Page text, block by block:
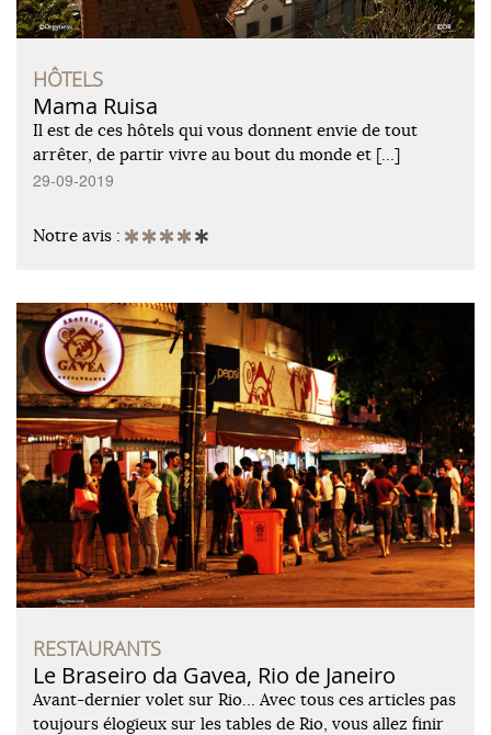
HÔTELS
Mama Ruisa
Il est de ces hôtels qui vous donnent envie de tout
arrêter, de partir vivre au bout du monde et […]
29-09-2019
Notre avis :
RESTAURANTS
Le Braseiro da Gavea, Rio de Janeiro
Avant-dernier volet sur Rio… Avec tous ces articles pas
toujours élogieux sur les tables de Rio, vous allez finir